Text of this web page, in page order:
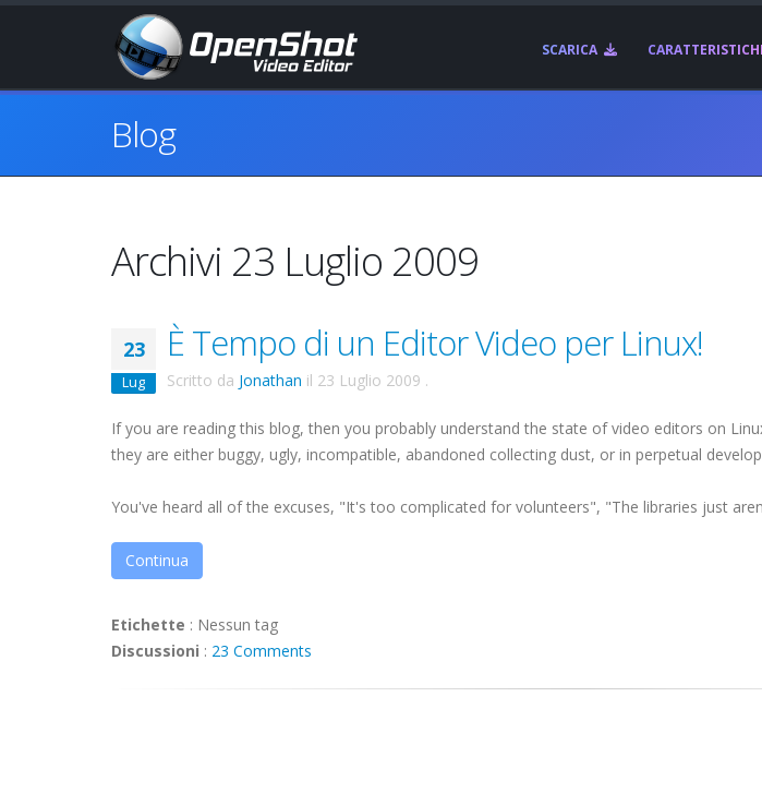
SCARICA
Blog
Archivi 23 Luglio 2009
23
Lug
È Tempo di un Editor Video per Linux!
Scritto da Jonathan il 23 Luglio 2009 .
If you are reading this blog, then you probably understand the state of video editors on
they are either buggy, ugly, incompatible, abandoned collecting dust, or in perpetual
You've heard all of the excuses, "It's too complicated for volunteers", "The libraries just
Continua
Etichette : Nessun tag
Discussioni : 23 Comments